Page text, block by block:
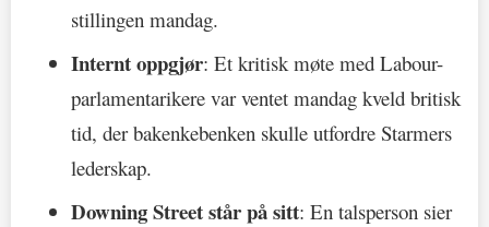
stillingen mandag.
Internt oppgjør: Et kritisk møte med Labour-
parlamentarikere var ventet mandag kveld britisk
tid, der bakenkebenken skulle utfordre Starmers
lederskap.
Downing Street står på sitt: En talsperson sier